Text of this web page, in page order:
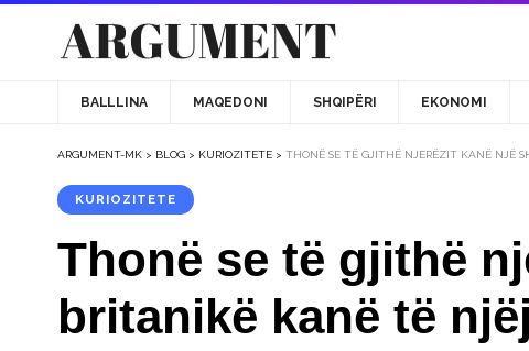
BALLLINA MAQEDONI SHQIPËRI EKONOMI
ARGUMENT-MK > BLOG > KURIOZITETE > THONË SE TË GJITHË NJERËZIT KANË NJË
KURIOZITETE
Thonë se të gjithë
britanikë kanë të